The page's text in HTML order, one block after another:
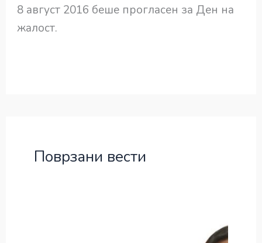
8 август 2016 беше прогласен за Ден на
жалост.
Поврзани вести